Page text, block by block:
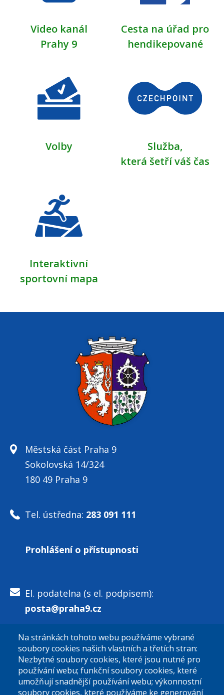
Video kanál
Prahy 9
Cesta na úřad pro
hendikepované
Volby
Služba,
která šetří váš čas
Interaktivní
sportovní mapa
Městská část Praha 9
Sokolovská 14/324
180 49 Praha 9
Tel. ústředna: 283 091 111
Prohlášení o přístupnosti
El. podatelna (s el. podpisem):
posta@praha9.cz
El. podatelna (bez el. podpisu):
podatelna@praha9.cz
Na stránkách tohoto webu používáme vybrané
soubory cookies našich vlastních a třetích stran:
Nezbytné soubory cookies, které jsou nutné pro
používání webu; funkční soubory cookies, které
umožňují snadnější používání webu; výkonnostní
soubory cookies, které používáme ke generování